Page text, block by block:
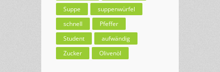
Suppe
suppenwürfel
schnell
Pfeffer
Student
aufwändig
Zucker
Olivenöl